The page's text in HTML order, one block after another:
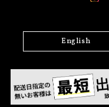
English